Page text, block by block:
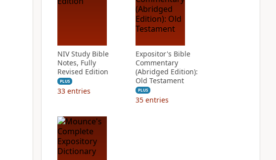
NIV Study Bible
Notes, Fully
Revised Edition
PLUS
33 entries
Expositor's Bible
Commentary
(Abridged Edition):
Old Testament
PLUS
35 entries